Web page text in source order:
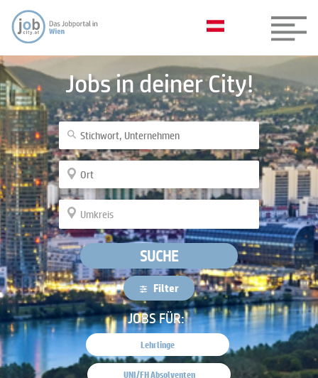
Jobs in deiner City!
SUCHE
Filter
JOBS FÜR:
Lehrlinge
UNI/FH Absolventen